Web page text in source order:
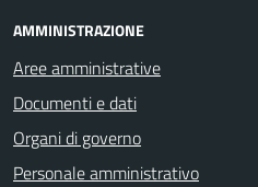
AMMINISTRAZIONE
Aree amministrative
Documenti e dati
Organi di governo
Personale amministrativo